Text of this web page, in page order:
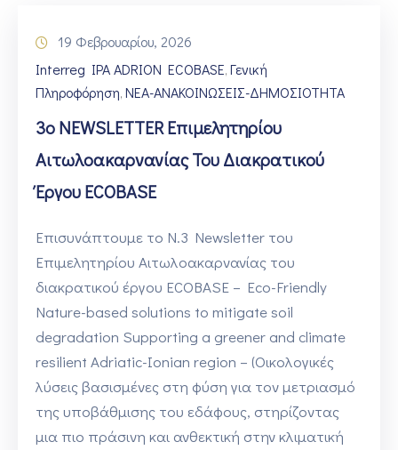
19 Φεβρουαρίου, 2026
Interreg IPA ADRION ECOBASE‚ Γενική
Πληροφόρηση‚ ΝΕΑ-ΑΝΑΚΟΙΝΩΣΕΙΣ-ΔΗΜΟΣΙΟΤΗΤΑ
3ο NEWSLETTER Επιμελητηρίου
Αιτωλοακαρνανίας Του Διακρατικού
Έργου ECOBASE
Επισυνάπτουμε το N.3 Newsletter του
Επιμελητηρίου Αιτωλοακαρνανίας του
διακρατικού έργου ECOBASE – Eco-Friendly
Nature-based solutions to mitigate soil
degradation Supporting a greener and climate
resilient Adriatic-Ionian region – (Οικολογικές
λύσεις βασισμένες στη φύση για τον μετριασμό
της υποβάθμισης του εδάφους, στηρίζοντας
μια πιο πράσινη και ανθεκτική στην κλιματική